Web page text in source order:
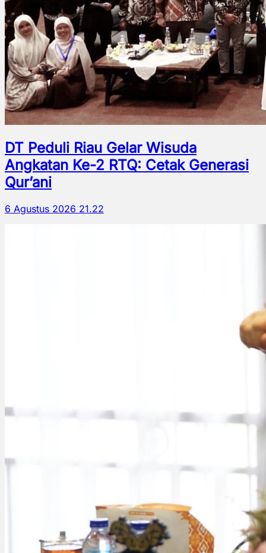
DT Peduli Riau Gelar Wisuda
Angkatan Ke-2 RTQ: Cetak Generasi
Qur’ani
6 Agustus 2026 21.22